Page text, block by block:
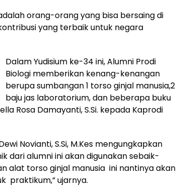
orang-orang yang bisa bersaing di
yang terbaik untuk negara
Dalam Yudisium ke-34 ini, Alumni Prodi
Biologi memberikan kenang-kenangan
berupa sumbangan 1 torso ginjal manusia,2
baju jas laboratorium, dan beberapa buku
Rosa Damayanti, S.Si. kepada Kaprodi
Novianti, S.Si, M.Kes mengungkapkan
dari alumni ini akan digunakan sebaik-
alat torso ginjal manusia ini nantinya akan
praktikum,” ujarnya.